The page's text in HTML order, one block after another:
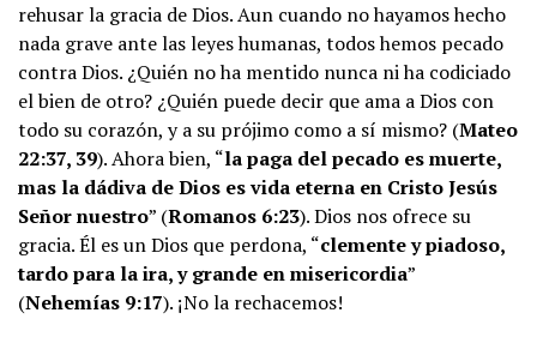
rehusar la gracia de Dios. Aun cuando no hayamos hecho
nada grave ante las leyes humanas, todos hemos pecado
contra Dios. ¿Quién no ha mentido nunca ni ha codiciado
el bien de otro? ¿Quién puede decir que ama a Dios con
todo su corazón, y a su prójimo como a sí mismo? (Mateo
22:37, 39). Ahora bien, “la paga del pecado es muerte,
mas la dádiva de Dios es vida eterna en Cristo Jesús
Señor nuestro” (Romanos 6:23). Dios nos ofrece su
gracia. Él es un Dios que perdona, “clemente y piadoso,
tardo para la ira, y grande en misericordia”
(Nehemías 9:17). ¡No la rechacemos!